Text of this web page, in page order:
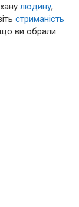
людину,
стриманість
що ви обрали